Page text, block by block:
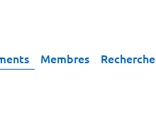
Membres Recherche